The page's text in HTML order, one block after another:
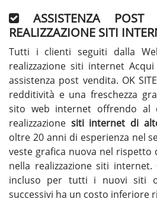
ASSISTENZA POST
REALIZZAZIONE SITI
Tutti i clienti seguiti dalla
realizzazione siti internet
assistenza post vendita. OK
redditività e una freschezza
sito web internet offrendo al
realizzazione siti internet di
oltre 20 anni di esperienza nel
veste grafica nuova nel rispetto
nella realizzazione siti internet.
incluso per tutti i nuovi siti
successivi ha un costo inferiore